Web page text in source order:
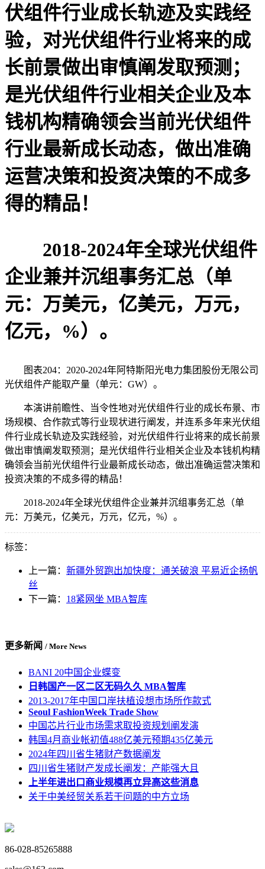
伏组件行业成长轨迹及实践经
验，对光伏组件行业将来的成
长前景做出审慎阐发取预测；
是光伏组件行业相关企业及本
钱机构精确领会当前光伏组件
行业最新成长动态，做出准确
运营决策和投资决策的不成多
得的精品！
2018-2024年全球光伏组件
企业兼并沉组事务汇总（单
元：万美元，亿美元，万元，
亿元，%）。
图表204：2020-2024年阿特斯阳光电力集团股份无限公司
光伏组件产能取产量（单元：GW）。
本演讲前瞻性、当令性地对光伏组件行业的成长布景、市
场规模、合作款式等行业现状进行阐发，并连系多年来光伏组
件行业成长轨迹及实践经验，对光伏组件行业将来的成长前景
做出审慎阐发取预测；是光伏组件行业相关企业及本钱机构精
确领会当前光伏组件行业最新成长动态，做出准确运营决策和
投资决策的不成多得的精品！
2018-2024年全球光伏组件企业兼并沉组事务汇总（单
元：万美元，亿美元，万元，亿元，%）。
标签：
上一篇： 新疆外贸跑出加快度：通关破浪 平易近企扬帆
丝
下一篇： 18紧网坐 MBA智库
更多新闻 / More News
BANI 20中国企业蝶变
日韩国产一区二区无码久久 MBA智库
2013-2017年中国口岸扶植设想市场所作款式
Seoul FashionWeek Trade Show
中国芯片行业市场需求取投资规划阐发演
韩国4月商业帐初值488亿美元预期435亿美元
2024年四川省生猪财产数据阐发
四川省生猪财产发成长阐发：产能强大且
上半年进出口商业规模再立异高这些消息
关于中美经贸关系若干问题的中方立场
86-028-85265888